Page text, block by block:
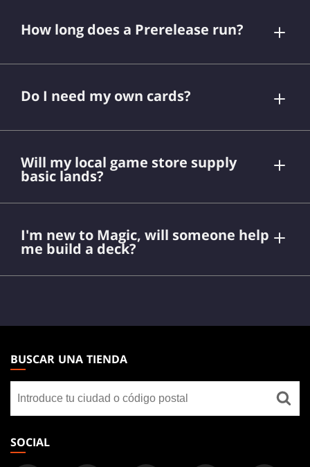
How long does a Prerelease run?
Do I need my own cards?
Will my local game store supply
basic lands?
I'm new to Magic, will someone help
me build a deck?
THE
GATHERING
FOOTER
BUSCAR UNA TIENDA
una
tienda
SOCIAL